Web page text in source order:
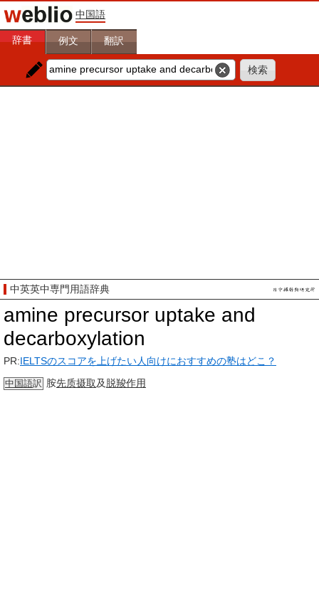
中国語
辞書 例文 翻訳
中英英中専門用語辞典
amine precursor uptake and
decarboxylation
PR:IELTSのスコアを上げたい人向けにおすすめの塾はどこ？
中国語訳 胺先质摄取及脱羧作用